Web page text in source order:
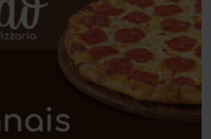
(182)
(57)
(27)